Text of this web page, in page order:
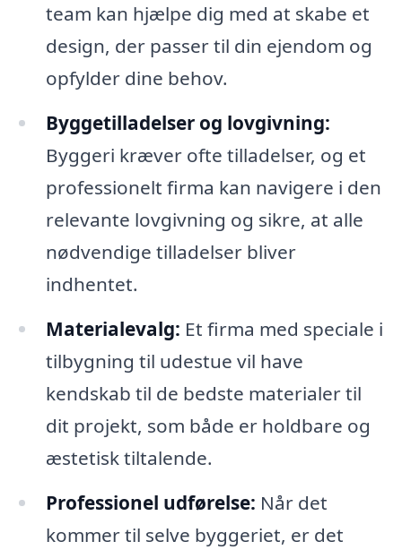
team kan hjælpe dig med at skabe et
design, der passer til din ejendom og
opfylder dine behov.
Byggetilladelser og lovgivning:
Byggeri kræver ofte tilladelser, og et
professionelt firma kan navigere i den
relevante lovgivning og sikre, at alle
nødvendige tilladelser bliver
indhentet.
Materialevalg: Et firma med speciale i
tilbygning til udestue vil have
kendskab til de bedste materialer til
dit projekt, som både er holdbare og
æstetisk tiltalende.
Professionel udførelse: Når det
kommer til selve byggeriet, er det